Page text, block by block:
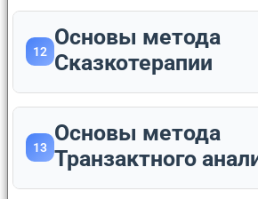
12
Основы метода
Сказкотерапии
13
Основы метода
Транзактного